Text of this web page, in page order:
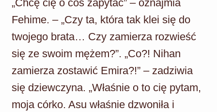
„Chcę cię o coś zapytać” – oznajmia
Fehime. – „Czy ta, która tak klei się do
twojego brata… Czy zamierza rozwieść
się ze swoim mężem?”. „Co?! Nihan
zamierza zostawić Emira?!” – zadziwia
się dziewczyna. „Właśnie o to cię pytam,
moja córko. Asu właśnie dzwoniła i